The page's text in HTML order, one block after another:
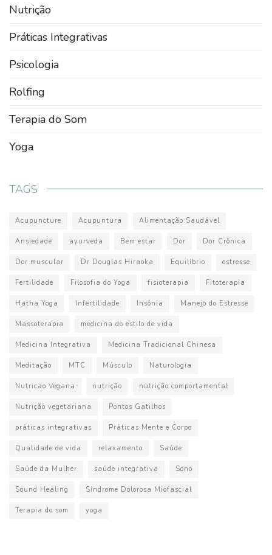
Nutrição
Práticas Integrativas
Psicologia
Rolfing
Terapia do Som
Yoga
TAGS
Acupuncture Acupuntura Alimentação Saudável
Ansiedade ayurveda Bem estar Dor Dor Crônica
Dor muscular Dr Douglas Hiraoka Equilíbrio estresse
Fertilidade Filosofia do Yoga fisioterapia Fitoterapia
Hatha Yoga Infertilidade Insônia Manejo do Estresse
Massoterapia medicina do estilo de vida
Medicina Integrativa Medicina Tradicional Chinesa
Meditação MTC Músculo Naturologia
Nutricao Vegana nutrição nutrição comportamental
Nutrição vegetariana Pontos Gatilhos
práticas integrativas Práticas Mente e Corpo
Qualidade de vida relaxamento Saúde
Saúde da Mulher saúde integrativa Sono
Sound Healing Síndrome Dolorosa Miofascial
Terapia do som yoga